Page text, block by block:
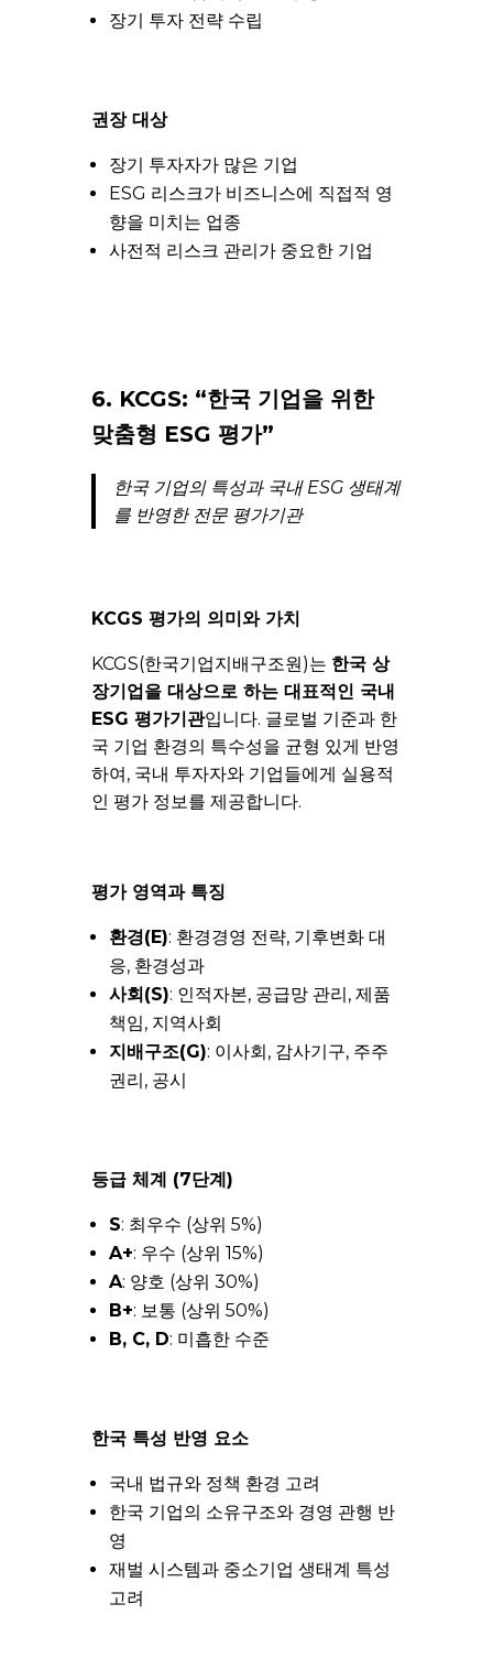
장기 투자 전략 수립
권장 대상
장기 투자자가 많은 기업
ESG 리스크가 비즈니스에 직접적 영
향을 미치는 업종
사전적 리스크 관리가 중요한 기업
6. KCGS: “한국 기업을 위한
맞춤형 ESG 평가”
한국 기업의 특성과 국내 ESG 생태계
를 반영한 전문 평가기관
KCGS 평가의 의미와 가치
KCGS(한국기업지배구조원)는 한국 상
장기업을 대상으로 하는 대표적인 국내
ESG 평가기관입니다. 글로벌 기준과 한
국 기업 환경의 특수성을 균형 있게 반영
하여, 국내 투자자와 기업들에게 실용적
인 평가 정보를 제공합니다.
평가 영역과 특징
환경(E): 환경경영 전략, 기후변화 대
응, 환경성과
사회(S): 인적자본, 공급망 관리, 제품
책임, 지역사회
지배구조(G): 이사회, 감사기구, 주주
권리, 공시
등급 체계 (7단계)
S: 최우수 (상위 5%)
A+: 우수 (상위 15%)
A: 양호 (상위 30%)
B+: 보통 (상위 50%)
B, C, D: 미흡한 수준
한국 특성 반영 요소
국내 법규와 정책 환경 고려
한국 기업의 소유구조와 경영 관행 반
영
재벌 시스템과 중소기업 생태계 특성
고려